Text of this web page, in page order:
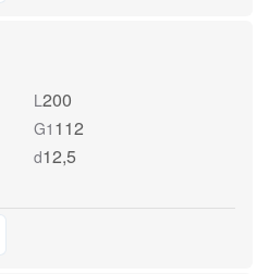
L200
G1 112
d12,5